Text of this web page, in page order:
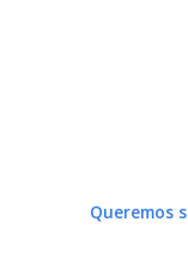
Queremos